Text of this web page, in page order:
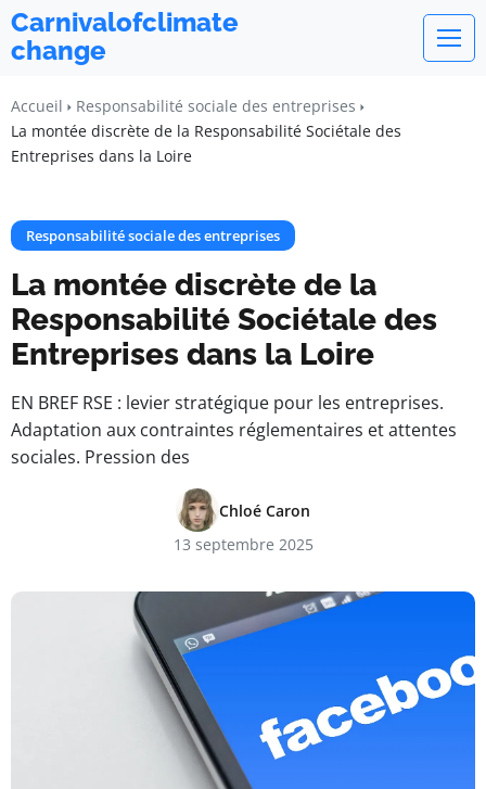
Carnivalofclimate
change
Accueil
Responsabilité sociale des entreprises
La montée discrète de la Responsabilité Sociétale des
Entreprises dans la Loire
Responsabilité sociale des entreprises
La montée discrète de la
Responsabilité Sociétale des
Entreprises dans la Loire
EN BREF RSE : levier stratégique pour les entreprises.
Adaptation aux contraintes réglementaires et attentes
sociales. Pression des
Chloé Caron
13 septembre 2025